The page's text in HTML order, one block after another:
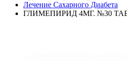
Лечение Сахарного Диабета
ГЛИМЕПИРИД 4МГ. №30